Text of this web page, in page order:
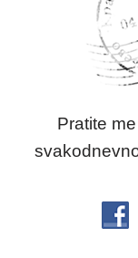
Pratite